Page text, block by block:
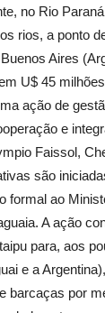
no Rio
rios, a ponto
Aires
U$ 45
ação de
e
Faissol,
são
formal ao
A ação
para, aos
e a
barcaças por